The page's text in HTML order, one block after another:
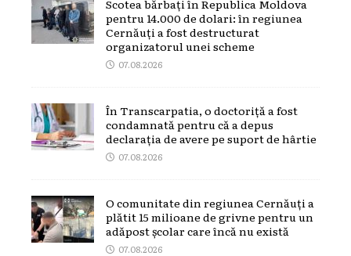
Scotea bărbați în Republica Moldova
pentru 14.000 de dolari: în regiunea
Cernăuți a fost destructurat
organizatorul unei scheme
07.08.2026
În Transcarpatia, o doctoriță a fost
condamnată pentru că a depus
declarația de avere pe suport de hârtie
07.08.2026
O comunitate din regiunea Cernăuți a
plătit 15 milioane de grivne pentru un
adăpost școlar care încă nu există
07.08.2026